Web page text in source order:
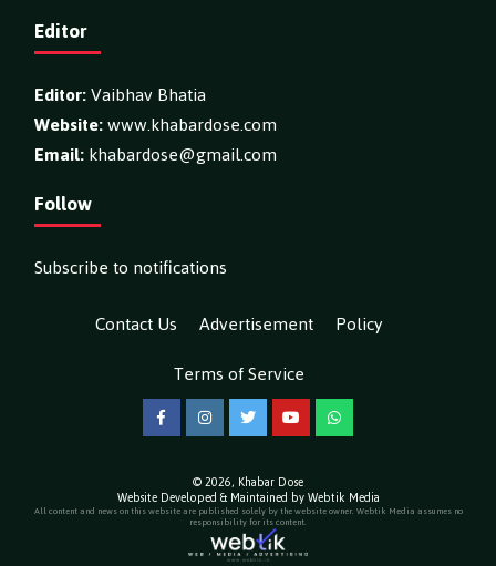
Editor
Editor:Vaibhav Bhatia
Website:www.khabardose.com
Email:khabardose@gmail.com
Follow
Subscribe to notifications
Contact Us
Advertisement
Policy
Terms of Service
FacebookInstagramTwitterYouTubeWhatsApp
© 2026, Khabar Dose
Website Developed & Maintained by Webtik Media
All content and news on this website are published solely by the website owner. Webtik Media assumes no
responsibility for its content.